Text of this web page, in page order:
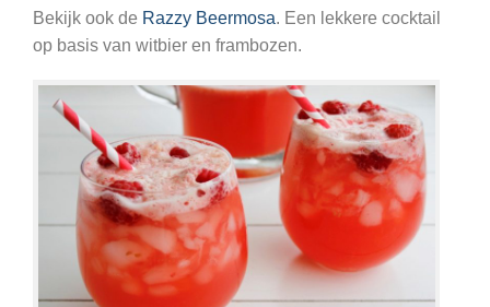
Bekijk ook de Razzy Beermosa. Een lekkere cocktail
op basis van witbier en frambozen.